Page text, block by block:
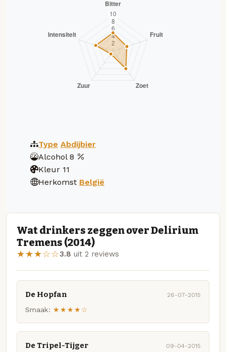
Type Abdijbier
Alcohol 8
Kleur 11
Herkomst België
Wat drinkers zeggen over Delirium
Tremens (2014)
★★★☆☆3.8 uit 2 reviews
De Hopfan 26-07-2015
Smaak: ★★★★☆
De Tripel-Tijger 09-04-2015